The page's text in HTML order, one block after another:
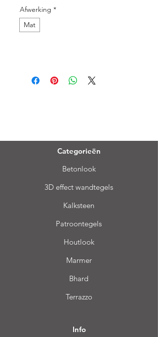
Afwerking *
Mat
Categorieën
Betonlook
3D effect wandtegels
Kalksteen
Patroontegels
Houtlook
Marmer
Bhard
Terrazzo
Info